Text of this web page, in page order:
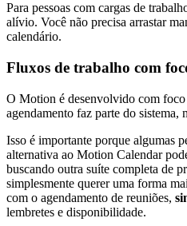
Para pessoas com cargas de
alívio. Você não precisa arrastar
calendário.
Fluxos de trabalho com
O Motion é desenvolvido com
agendamento faz parte do sistema,
Isso é importante porque algumas
alternativa ao Motion Calendar
buscando outra suíte completa de
simplesmente querer uma forma
com o agendamento de reuniões,
lembretes e disponibilidade.